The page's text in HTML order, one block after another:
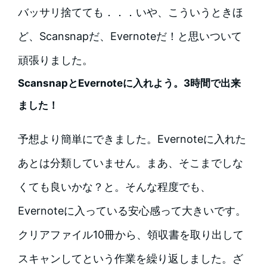
バッサリ捨てても．．．いや、こういうときほ
ど、Scansnapだ、Evernoteだ！と思いついて
頑張りました。
ScansnapとEvernoteに入れよう。3時間で出来
ました！
予想より簡単にできました。Evernoteに入れた
あとは分類していません。まあ、そこまでしな
くても良いかな？と。そんな程度でも、
Evernoteに入っている安心感って大きいです。
クリアファイル10冊から、領収書を取り出して
スキャンしてという作業を繰り返しました。ざ